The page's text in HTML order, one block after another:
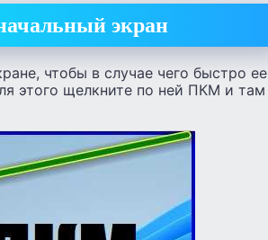
экран
чтобы в случае чего быстро ее
этого щелкните по ней ПКМ и там